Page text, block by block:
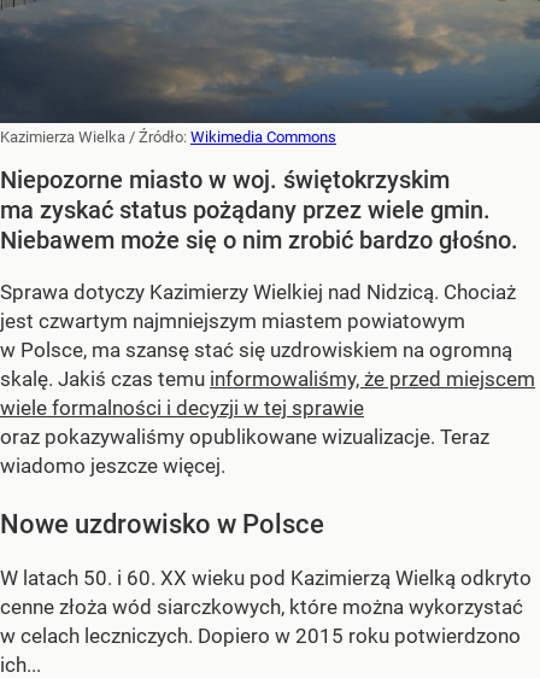
Kazimierza Wielka / Źródło: Wikimedia Commons
Niepozorne miasto w woj. świętokrzyskim
ma zyskać status pożądany przez wiele gmin.
Niebawem może się o nim zrobić bardzo głośno.
Sprawa dotyczy Kazimierzy Wielkiej nad Nidzicą. Chociaż
jest czwartym najmniejszym miastem powiatowym
w Polsce, ma szansę stać się uzdrowiskiem na ogromną
skalę. Jakiś czas temu informowaliśmy, że przed miejscem
wiele formalności i decyzji w tej sprawie
oraz pokazywaliśmy opublikowane wizualizacje. Teraz
wiadomo jeszcze więcej.
Nowe uzdrowisko w Polsce
W latach 50. i 60. XX wieku pod Kazimierzą Wielką odkryto
cenne złoża wód siarczkowych, które można wykorzystać
w celach leczniczych. Dopiero w 2015 roku potwierdzono
ich...